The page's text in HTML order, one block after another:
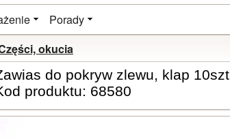
Porady
okucia
do pokryw zlewu, klap 10szt
produktu: 68580